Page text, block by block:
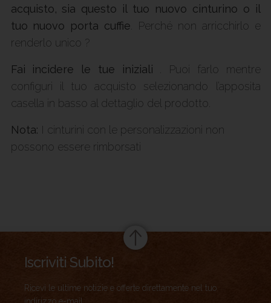
acquisto, sia questo il tuo nuovo cinturino o il
tuo nuovo porta cuffie . Perché non arricchirlo e
renderlo unico ?
Fai incidere le tue iniziali . Puoi farlo mentre
configuri il tuo acquisto selezionando l’apposita
casella in basso al dettaglio del prodotto.
Nota: I cinturini con le personalizzazioni non
possono essere rimborsati
Iscriviti Subito!
Ricevi le ultime notizie e offerte direttamente nel tuo